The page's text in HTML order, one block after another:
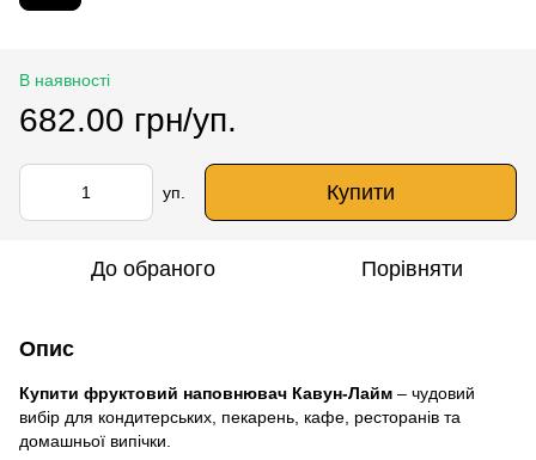
В наявності
682.00 грн/уп.
уп. Купити
До обраного Порівняти
Опис
Купити фруктовий наповнювач Кавун-Лайм – чудовий
вибір для кондитерських, пекарень, кафе, ресторанів та
домашньої випічки.